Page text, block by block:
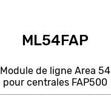
ML54FAP
Module de ligne Area 54
pour centrales FAP500